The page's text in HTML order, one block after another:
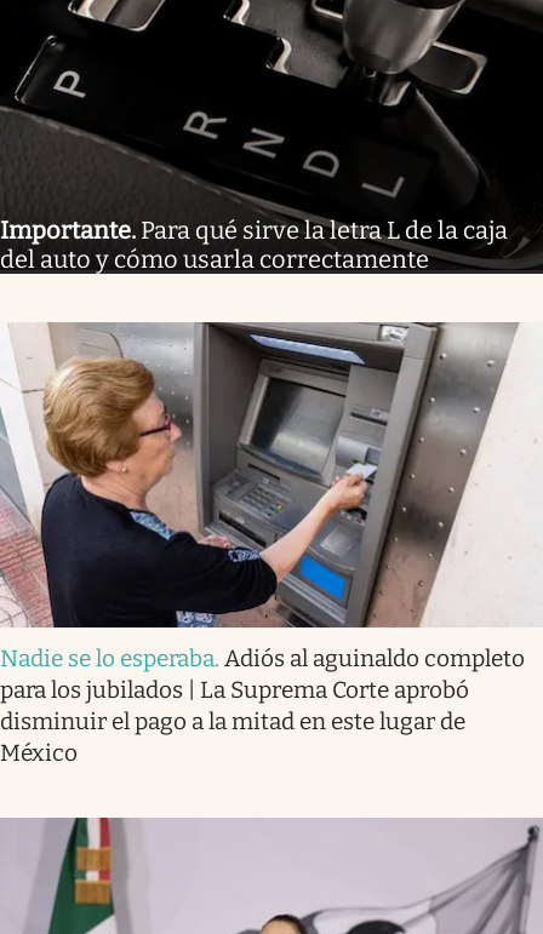
Importante. Para qué sirve la letra L de la caja
del auto y cómo usarla correctamente
Nadie se lo esperaba. Adiós al aguinaldo completo
para los jubilados | La Suprema Corte aprobó
disminuir el pago a la mitad en este lugar de
México